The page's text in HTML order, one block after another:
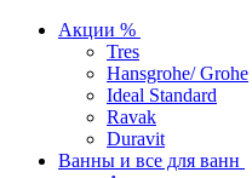
Акции %
Tres
Hansgrohe/ Grohe
Ideal Standard
Ravak
Duravit
Ванны и все для ванн